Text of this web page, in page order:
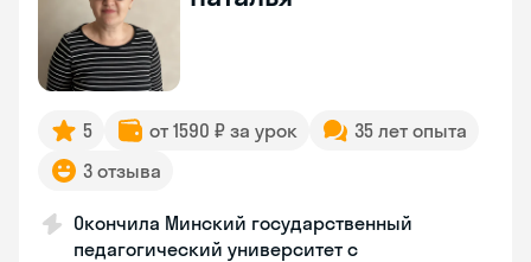
5 от 1590 ₽ за урок
35 лет опыта
3 отзыва
Окончила Минский государственный
педагогический университет с